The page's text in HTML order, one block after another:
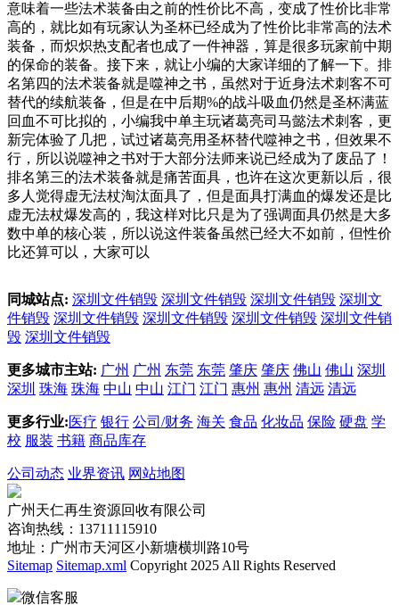
意味着一些法术装备由之前的性价比不高，变成了性价比非常
高的，就比如有玩家认为圣杯已经成为了性价比非常高的法术
装备，而炽炽热支配者也成了一件神器，算是很多玩家前中期
的保命的装备。接下来，就让小编的大家详细的了解一下。排
名第四的法术装备就是噬神之书，虽然对于近身法术刺客不可
替代的续航装备，但是在中后期%的战斗吸血仍然是圣杯满蓝
回血不可比拟的，小编我中单主玩诸葛亮司马懿法术刺客，更
新完体验了几把，试过诸葛亮用圣杯替代噬神之书，但效果不
行，所以说噬神之书对于大部分法师来说已经成为了废品了！
排名第三的法术装备就是痛苦面具，也许在这次更新以后，很
多人觉得虚无法杖淘汰面具了，但是面具打满血的爆发还是比
虚无法杖爆发高的，我这样对比只是为了强调面具仍然是大多
数中单的核心装，所以说这件装备虽然已经大不如前，但性价
比还算可以，大家可以
同城站点: 深圳文件销毁 深圳文件销毁 深圳文件销毁 深圳文
件销毁 深圳文件销毁 深圳文件销毁 深圳文件销毁 深圳文件销
毁 深圳文件销毁
更多城市主站: 广州 广州 东莞 东莞 肇庆 肇庆 佛山 佛山 深圳
深圳 珠海 珠海 中山 中山 江门 江门 惠州 惠州 清远 清远
更多行业:医疗 银行 公司/财务 海关 食品 化妆品 保险 硬盘 学
校 服装 书籍 商品库存
公司动态 业界资讯 网站地图
广州天仁再生资源回收有限公司
咨询热线：13711115910
地址：广州市天河区小新塘横圳路10号
Sitemap Sitemap.xml Copyright 2025 All Rights Reserved
微信客服